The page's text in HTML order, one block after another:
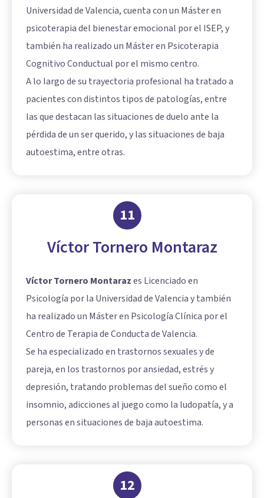
Universidad de Valencia, cuenta con un Máster en
psicoterapia del bienestar emocional por el ISEP, y
también ha realizado un Máster en Psicoterapia
Cognitivo Conductual por el mismo centro.
A lo largo de su trayectoria profesional ha tratado a
pacientes con distintos tipos de patologías, entre
las que destacan las situaciones de duelo ante la
pérdida de un ser querido, y las situaciones de baja
autoestima, entre otras.
11
Víctor Tornero Montaraz
Víctor Tornero Montarazes Licenciado en
Psicología por la Universidad de Valencia y también
ha realizado un Máster en Psicología Clínica por el
Centro de Terapia de Conducta de Valencia.
Se ha especializado en trastornos sexuales y de
pareja, en los trastornos por ansiedad, estrés y
depresión, tratando problemas del sueño como el
insomnio, adicciones al juego como la ludopatía, y a
personas en situaciones de baja autoestima.
12